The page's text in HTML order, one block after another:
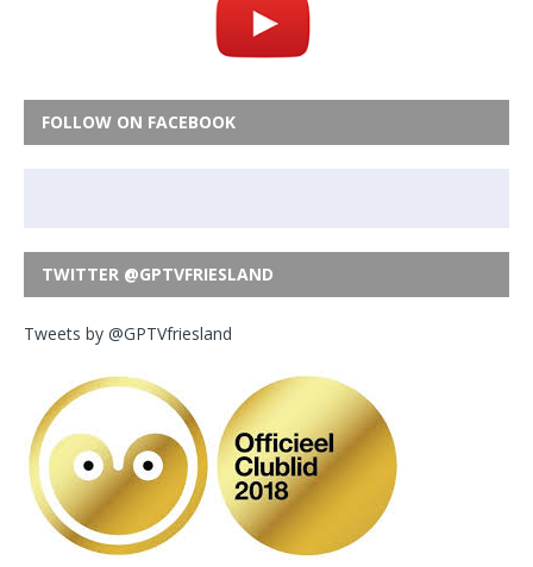
FOLLOW ON FACEBOOK
TWITTER @GPTVFRIESLAND
Tweets by @GPTVfriesland